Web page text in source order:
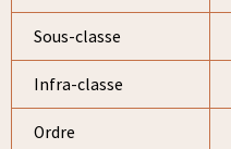
Sous-classe
Infra-classe
Ordre